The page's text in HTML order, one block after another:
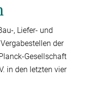
, Liefer- und
der
Gesellschaft
in den letzten vier